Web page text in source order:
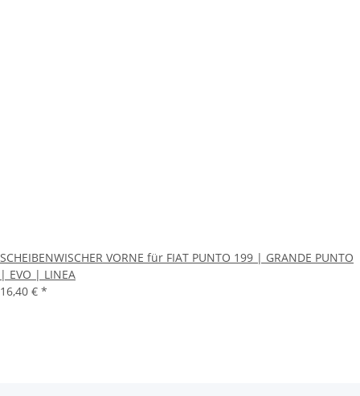
SCHEIBENWISCHER VORNE für FIAT PUNTO 199 | GRANDE PUNTO
| EVO | LINEA
16,40 € *